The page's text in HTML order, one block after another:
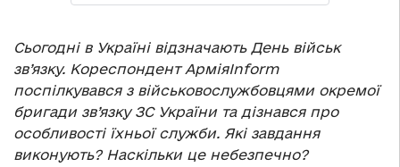
Сьогодні в Україні відзначають День військ
зв’язку. Кореспондент АрміяInform
поспілкувався з військовослужбовцями окремої
бригади зв’язку ЗС України та дізнався про
особливості їхньої служби. Які завдання
виконують? Наскільки це небезпечно?